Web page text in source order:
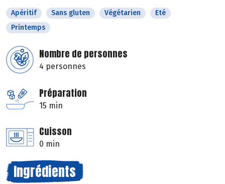
Apéritif Sans gluten Végétarien
Eté
Printemps
Nombre de personnes
4 personnes
Préparation
15 min
Cuisson
0 min
Ingrédients